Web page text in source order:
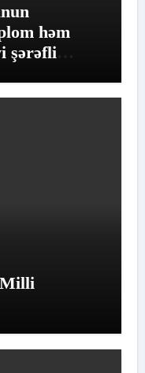
həm
şərəfli
Milli